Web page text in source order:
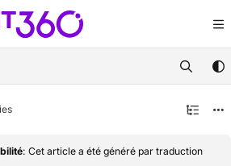
index at:https://docs.document360.com/
pages before exploring further.
: Cet article a été généré par traduction